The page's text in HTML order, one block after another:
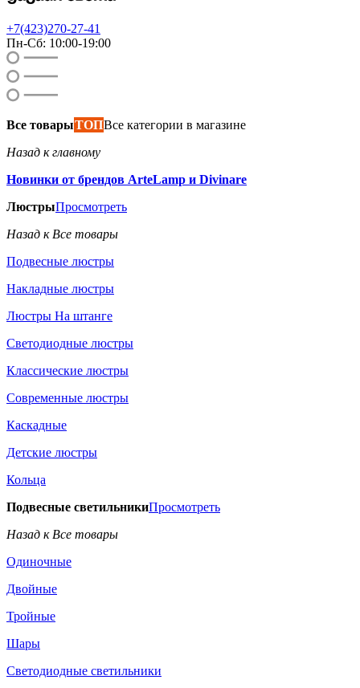
+7(423)270-27-41
Пн-Сб: 10:00-19:00
Все товарыТОПВсе категории в магазине
Назад к главному
Новинки от брендов ArteLamp и Divinare
ЛюстрыПросмотреть
Назад к Все товары
Подвесные люстры
Накладные люстры
Люстры На штанге
Светодиодные люстры
Классические люстры
Современные люстры
Каскадные
Детские люстры
Кольца
Подвесные светильникиПросмотреть
Назад к Все товары
Одиночные
Двойные
Тройные
Шары
Светодиодные светильники